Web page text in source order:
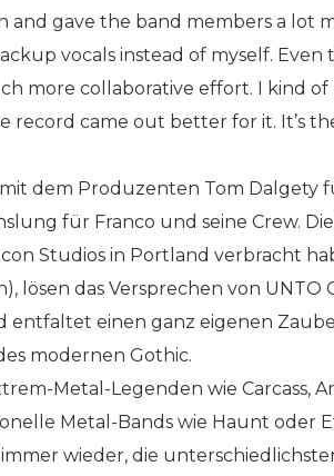
and gave the band members a lot
vocals instead of myself.
more collaborative effort. I kind
record came out better for it. It’s
dem Produzenten Tom Dalgety
für Franco und seine Crew. Die
Studios in Portland verbracht
lösen das Versprechen von UNTO
entfaltet einen ganz eigenen
modernen Gothic.
Metal-Legenden wie Carcass,
Metal-Bands wie Haunt oder
wieder, die